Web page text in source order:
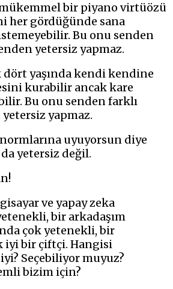
bir piyano virtüözü
her gördüğünde sana
Bu onu senden
yetersiz yapmaz.
yaşında kendi kendine
kurabilir ancak kare
Bu onu senden farklı
yapmaz.
uyuyorsun diye
yetersiz değil.
ve yapay zeka
bir arkadaşım
çok yetenekli, bir
iyi bir çiftçi. Hangisi
Seçebiliyor muyuz?
bizim için?